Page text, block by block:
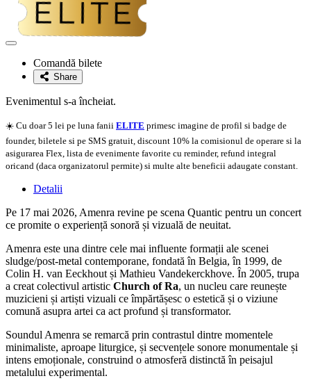
Adaugă
favoriteComandă bilete
Share
Evenimentul s-a încheiat.
☀️ Cu doar 5 lei pe luna fanii ELITE primesc imagine de profil si badge de
founder, biletele si pe SMS gratuit, discount 10% la comisionul de operare si la
asigurarea Flex, lista de evenimente favorite cu reminder, refund integral
oricand (daca organizatorul permite) si multe alte beneficii adaugate constant.
Detalii
Pe 17 mai 2026, Amenra revine pe scena Quantic pentru un concert
ce promite o experiență sonoră și vizuală de neuitat.
Amenra este una dintre cele mai influente formații ale scenei
sludge/post-metal contemporane, fondată în Belgia, în 1999, de
Colin H. van Eeckhout și Mathieu Vandekerckhove. În 2005, trupa
a creat colectivul artistic Church of Ra, un nucleu care reunește
muzicieni și artiști vizuali ce împărtășesc o estetică și o viziune
comună asupra artei ca act profund și transformator.
Soundul Amenra se remarcă prin contrastul dintre momentele
minimaliste, aproape liturgice, și secvențele sonore monumentale și
intens emoționale, construind o atmosferă distinctă în peisajul
metalului experimental.